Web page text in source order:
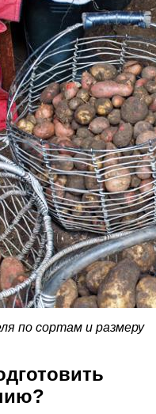
по сортам и размеру